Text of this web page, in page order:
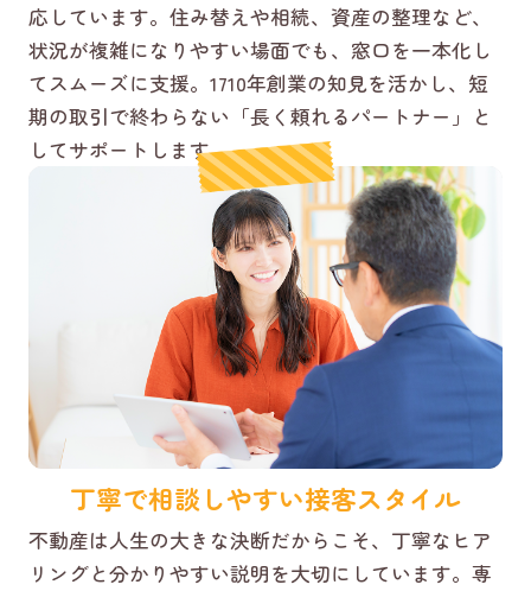
応しています。住み替えや相続、資産の整理など、
状況が複雑になりやすい場面でも、窓口を一本化し
てスムーズに支援。1710年創業の知見を活かし、短
期の取引で終わらない「長く頼れるパートナー」と
してサポートします。
丁寧で相談しやすい接客スタイル
不動産は人生の大きな決断だからこそ、丁寧なヒア
リングと分かりやすい説明を大切にしています。専